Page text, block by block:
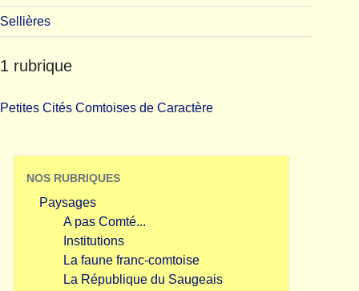
Sellières
1 rubrique
Petites Cités Comtoises de Caractère
NOS RUBRIQUES
Paysages
A pas Comté...
Institutions
La faune franc-comtoise
La République du Saugeais